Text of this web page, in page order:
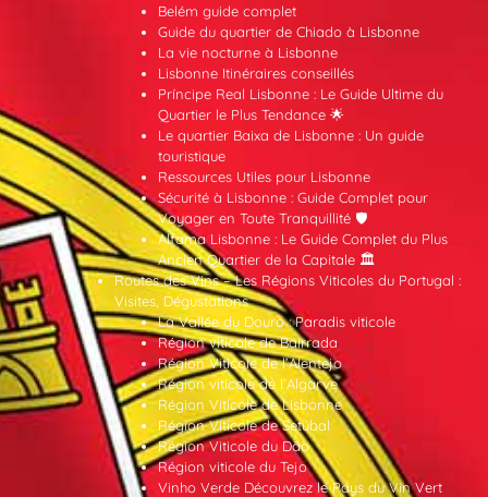
Belém guide complet
Guide du quartier de Chiado à Lisbonne
La vie nocturne à Lisbonne
Lisbonne Itinéraires conseillés
Príncipe Real Lisbonne : Le Guide Ultime du
Quartier le Plus Tendance 🌟
Le quartier Baixa de Lisbonne : Un guide
touristique
Ressources Utiles pour Lisbonne
Sécurité à Lisbonne : Guide Complet pour
Voyager en Toute Tranquillité 🛡️
Alfama Lisbonne : Le Guide Complet du Plus
Ancien Quartier de la Capitale 🏛️
Routes des Vins – Les Régions Viticoles du Portugal :
Visites, Dégustations
La Vallée du Douro : Paradis viticole
Région viticole de Bairrada
Région Viticole de l’Alentejo
Région viticole de l’Algarve
Région Viticole de Lisbonne
Région Viticole de Setúbal
Région Viticole du Dão
Région viticole du Tejo
Vinho Verde Découvrez le Pays du Vin Vert